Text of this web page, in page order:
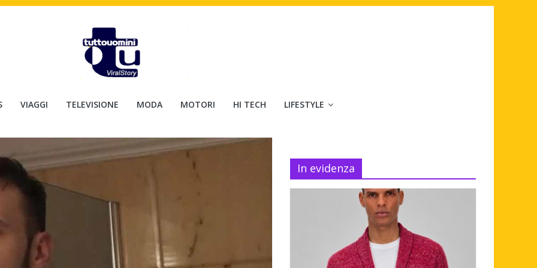
VIAGGI TELEVISIONE MODA MOTORI HI TECH LIFESTYLE
In evidenza